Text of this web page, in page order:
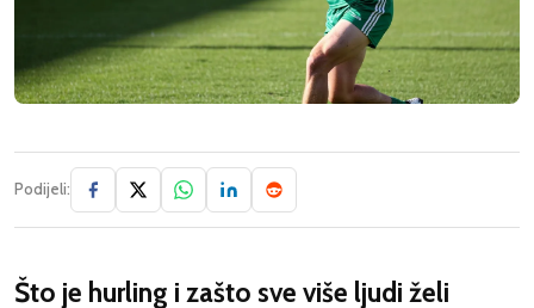
Podijeli:
Što je hurling i zašto sve više ljudi želi